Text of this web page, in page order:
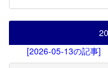
[2026-05-13の記事]